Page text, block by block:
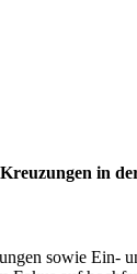
in
sowie Ein-